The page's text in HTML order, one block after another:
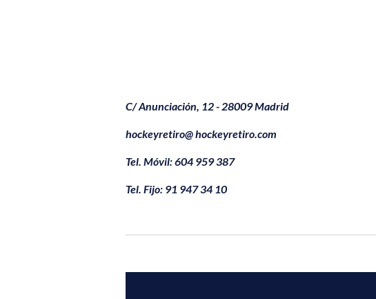
C/ Anunciación, 12 - 28009 Madrid
hockeyretiro@ hockeyretiro.com
Tel. Móvil: 604 959 387
Tel. Fijo: 91 947 34 10